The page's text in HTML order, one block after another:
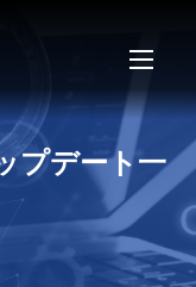
プデート一